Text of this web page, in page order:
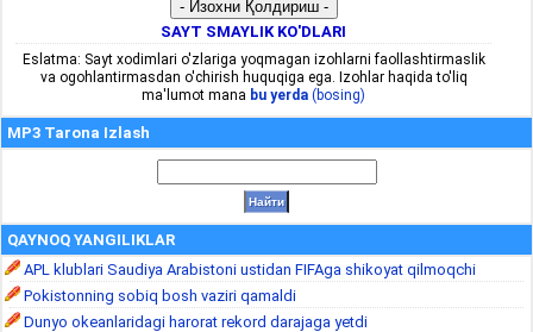
SAYT SMAYLIK KO'DLARI
Eslatma: Sayt xodimlari o'zlariga yoqmagan izohlarni faollashtirmaslik
va ogohlantirmasdan o'chirish huquqiga ega. Izohlar haqida to'liq
ma'lumot mana bu yerda (bosing)
MP3 Tarona Izlash
QAYNOQ YANGILIKLAR
APL klublari Saudiya Arabistoni ustidan FIFAga shikoyat qilmoqchi
Pokistonning sobiq bosh vaziri qamaldi
Dunyo okeanlaridagi harorat rekord darajaga yetdi